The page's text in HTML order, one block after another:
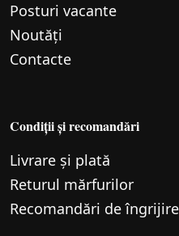
Posturi vacante
Noutăți
Contacte
Condiții și recomandări
Livrare și plată
Returul mărfurilor
Recomandări de îngrijire